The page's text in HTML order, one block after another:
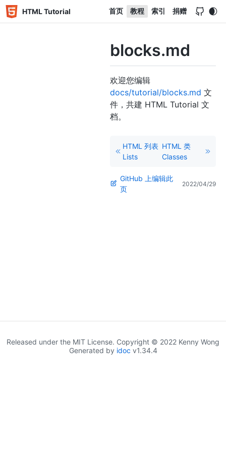
HTML Tutorial 首页 教程 索引 捐赠
blocks.md
欢迎您编辑
docs/tutorial/blocks.md 文
件，共建 HTML Tutorial 文
档。
HTML 列表
Lists
HTML 类
Classes
GitHub 上编辑此
页
2022/04/29
Released under the MIT License. Copyright © 2022 Kenny Wong
Generated by idoc v1.34.4